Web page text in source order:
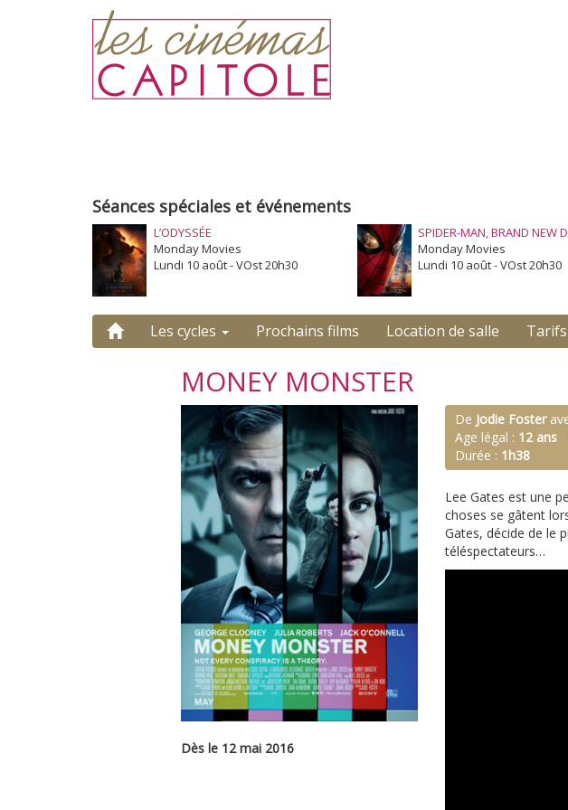
Séances spéciales et événements
L’ODYSSÉE
Monday Movies
Lundi 10 août - VOst 20h30
SPIDER-MAN, BRAND NEW
Monday Movies
Lundi 10 août - VOst 20h30
Les cycles Prochains films Location de salle
MONEY MONSTER
Dès le 12 mai 2016
De Jodie Foster
Age légal : 12 ans
Durée : 1h38
Lee Gates est une
choses se gâtent
Gates, décide de le
téléspectateurs…